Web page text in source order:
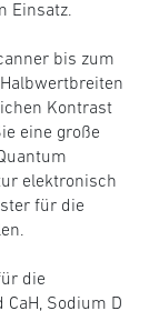
Einsatz.
bis zum
Kontrast
eine große
elektronisch
für die
die
CaH, Sodium D